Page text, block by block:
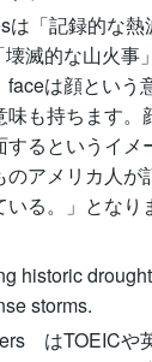
は「記録的な
滅的な山火事
faceは顔という
味も持ちます。
るというイメ
のアメリカ人
る。」となり
historic
storms.
はTOEICや